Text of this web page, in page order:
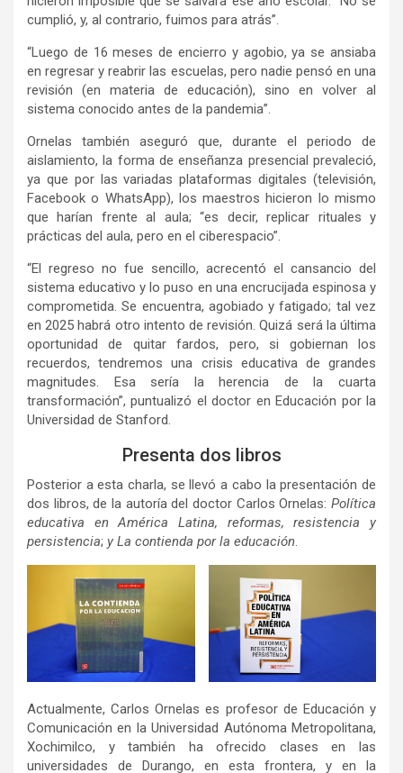
cumplió, y, al contrario, fuimos para atrás”.
“Luego de 16 meses de encierro y agobio, ya se ansiaba
en regresar y reabrir las escuelas, pero nadie pensó en una
revisión (en materia de educación), sino en volver al
sistema conocido antes de la pandemia”.
Ornelas también aseguró que, durante el periodo de
aislamiento, la forma de enseñanza presencial prevaleció,
ya que por las variadas plataformas digitales (televisión,
Facebook o WhatsApp), los maestros hicieron lo mismo
que harían frente al aula; “es decir, replicar rituales y
prácticas del aula, pero en el ciberespacio”.
“El regreso no fue sencillo, acrecentó el cansancio del
sistema educativo y lo puso en una encrucijada espinosa y
comprometida. Se encuentra, agobiado y fatigado; tal vez
en 2025 habrá otro intento de revisión. Quizá será la última
oportunidad de quitar fardos, pero, si gobiernan los
recuerdos, tendremos una crisis educativa de grandes
magnitudes. Esa sería la herencia de la cuarta
transformación”, puntualizó el doctor en Educación por la
Universidad de Stanford.
Presenta dos libros
Posterior a esta charla, se llevó a cabo la presentación de
dos libros, de la autoría del doctor Carlos Ornelas: Política
educativa en América Latina, reformas, resistencia y
persistencia; y La contienda por la educación.
Actualmente, Carlos Ornelas es profesor de Educación y
Comunicación en la Universidad Autónoma Metropolitana,
Xochimilco, y también ha ofrecido clases en las
universidades de Durango, en esta frontera, y en la